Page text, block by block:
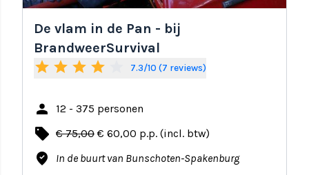
De vlam in de Pan - bij
BrandweerSurvival
star star star star 7.3/10 (7 reviews)
person 12 - 375 personen
local_offer € 75,00 € 60,00 p.p. (incl. btw)
where_to_vote In de buurt van Bunschoten-Spakenburg